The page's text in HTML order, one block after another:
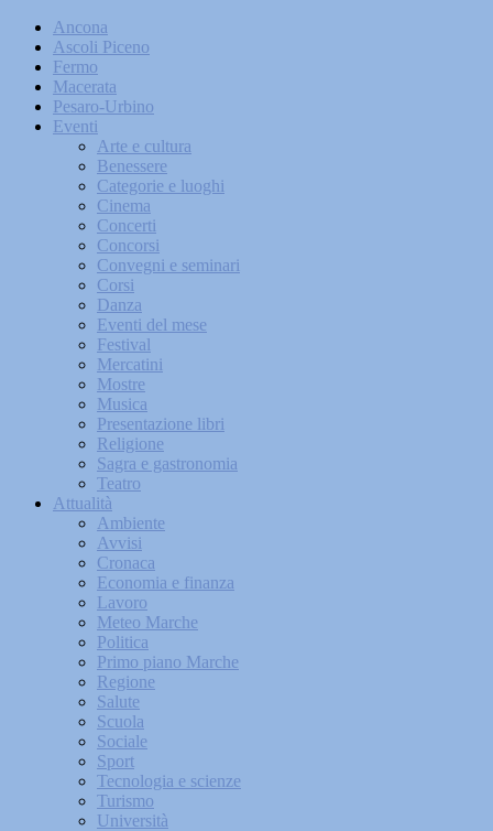
Ancona
Ascoli Piceno
Fermo
Macerata
Pesaro-Urbino
Eventi
Arte e cultura
Benessere
Categorie e luoghi
Cinema
Concerti
Concorsi
Convegni e seminari
Corsi
Danza
Eventi del mese
Festival
Mercatini
Mostre
Musica
Presentazione libri
Religione
Sagra e gastronomia
Teatro
Attualità
Ambiente
Avvisi
Cronaca
Economia e finanza
Lavoro
Meteo Marche
Politica
Primo piano Marche
Regione
Salute
Scuola
Sociale
Sport
Tecnologia e scienze
Turismo
Università